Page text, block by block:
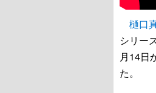
樋口
シリー
月14日
た。